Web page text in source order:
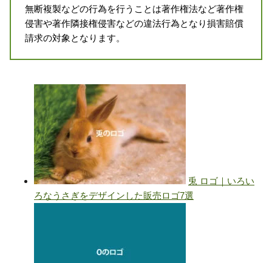
無断複製などの行為を行うことは著作権法など著作権
侵害や著作隣接権侵害などの違法行為となり損害賠償
請求の対象となります。